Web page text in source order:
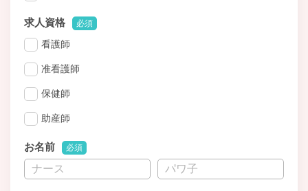
求人資格 必須
看護師
准看護師
保健師
助産師
お名前 必須